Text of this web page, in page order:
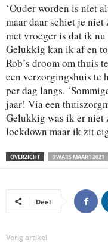
‘Ouder worden is niet
maar daar schiet je
met vroeger is dat ik
Gelukkig kan ik af en
Rob’s droom om thuis
een verzorgingshuis te
per dag langs.
jaar! Via een
Gelukkig was ik er niet
lockdown maar ik zit
OVERZICHT DWARS MAART 2021
Deel
Vorig artikel